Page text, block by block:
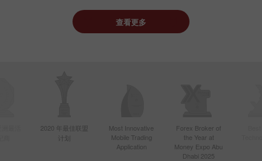
查看更多
2020 年最佳联盟
计划
Most Innovative
Mobile Trading
Application
Forex Broker of
the Year at
Money Expo Abu
Dhabi 2025